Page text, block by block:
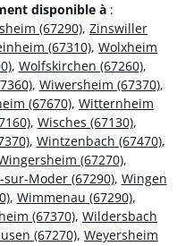
disponible à :
(67290), Zinswiller
(67310), Wolxheim
, Wolfskirchen (67260),
, Wiwersheim (67370),
(67670), Witternheim
, Wisches (67130),
, Wintzenbach (67470),
(67270),
sur-Moder (67290), Wingen
, Wimmenau (67290),
(67370), Wildersbach
(67270), Weyersheim